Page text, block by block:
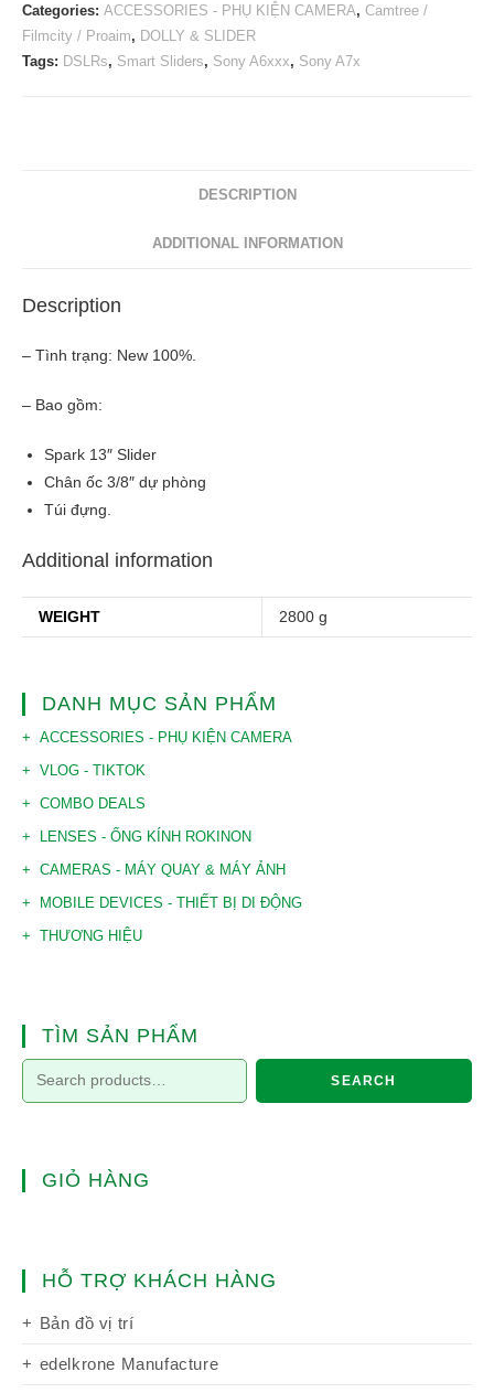
Categories: ACCESSORIES - PHỤ KIỆN CAMERA, Camtree /
Filmcity / Proaim, DOLLY & SLIDER
Tags: DSLRs, Smart Sliders, Sony A6xxx, Sony A7x
DESCRIPTION
ADDITIONAL INFORMATION
Description
– Tình trạng: New 100%.
– Bao gồm:
Spark 13″ Slider
Chân ốc 3/8″ dự phòng
Túi đựng.
Additional information
WEIGHT 2800 g
DANH MỤC SẢN PHẨM
ACCESSORIES - PHỤ KIỆN CAMERA
VLOG - TIKTOK
COMBO DEALS
LENSES - ỐNG KÍNH ROKINON
CAMERAS - MÁY QUAY & MÁY ẢNH
MOBILE DEVICES - THIẾT BỊ DI ĐỘNG
THƯƠNG HIỆU
TÌM SẢN PHẨM
SEARCH
GIỎ HÀNG
HỖ TRỢ KHÁCH HÀNG
Bản đồ vị trí
edelkrone Manufacture